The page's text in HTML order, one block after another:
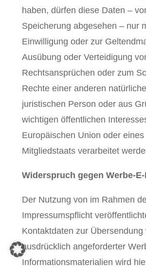
haben, dürfen diese Daten –
Speicherung abgesehen – nur
Einwilligung oder zur
Ausübung oder Verteidigung
Rechtsansprüchen oder zum
Rechte einer anderen
juristischen Person oder aus
wichtigen öffentlichen
Europäischen Union oder eines
Mitgliedstaats verarbeitet
Widerspruch gegen Werbe-
Der Nutzung von im Rahmen
Impressumspflicht
Kontaktdaten zur Übersendung
ausdrücklich angeforderter
Informationsmaterialien wird